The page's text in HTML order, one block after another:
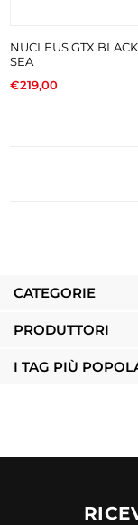
CATEGORIE
PRODUTTORI
I TAG PIÙ
NUCLEUS GTX
SEA
€219,00